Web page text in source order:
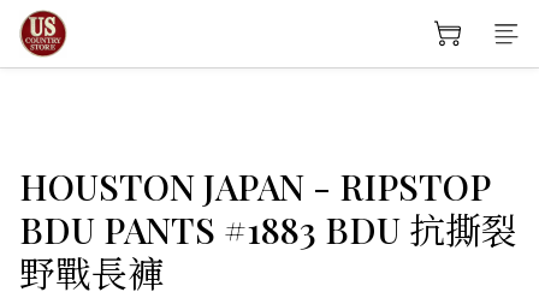
HOUSTON JAPAN - RIPSTOP
BDU PANTS #1883 BDU 抗撕裂
野戰長褲